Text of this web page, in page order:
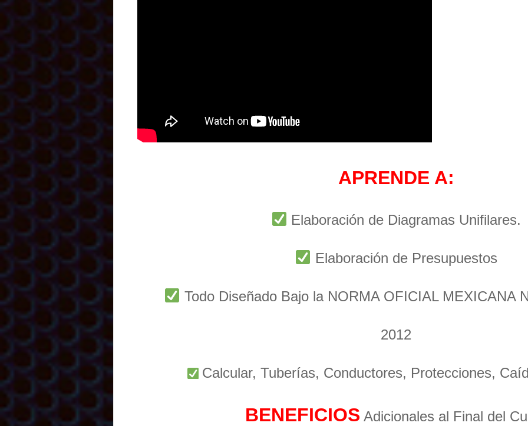
APRENDE A:
Elaboración de Diagramas Unifilares.
Elaboración de Presupuestos
Todo Diseñado Bajo la NORMA OFICIAL MEXICANA
2012
Calcular, Tuberías, Conductores, Protecciones,
BENEFICIOS Adicionales al Final del